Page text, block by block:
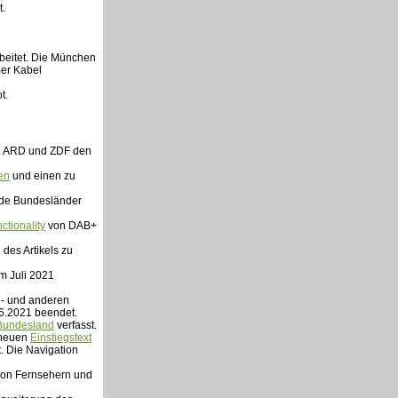
Die München
Kabel
und ZDF den
und einen zu
Bundesländer
von DAB+
Artikels zu
Juli 2021
und anderen
beendet.
verfasst.
Einstiegstext
Die Navigation
Fernsehern und